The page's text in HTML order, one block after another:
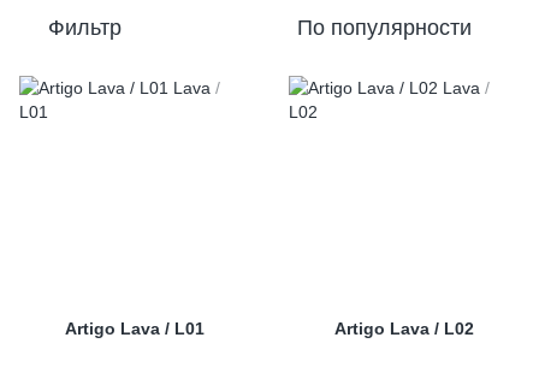
Фильтр По популярности
Artigo Lava / L01 Artigo Lava / L02